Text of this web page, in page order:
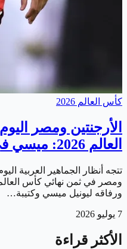
كأس العالم 2026
الأرجنتين ومصر
العالم 2026: ميسي في مواجهة صلاح
ورفاقه ليونيل ميسي وكتيبة…
7 يوليو 2026
الأكثر قراءة